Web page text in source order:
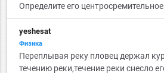
Определите его
yeshesat
Физика
Переплывая реку пловец держал
течению реки,течение реки снесло